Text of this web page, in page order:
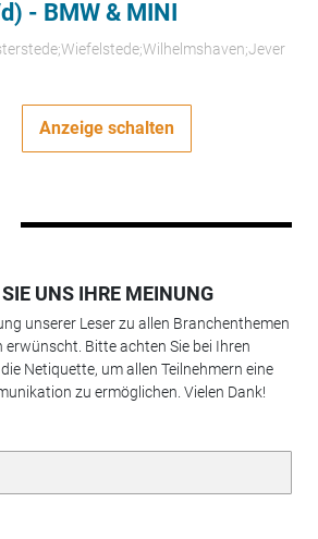
- BMW & MINI
Anzeige schalten
UNS IHRE MEINUNG
unserer Leser zu allen Branchenthemen
erwünscht. Bitte achten Sie bei Ihren
Netiquette, um allen Teilnehmern eine
zu ermöglichen. Vielen Dank!